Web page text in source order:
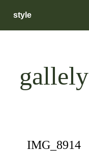
style
gallely
IMG_8914